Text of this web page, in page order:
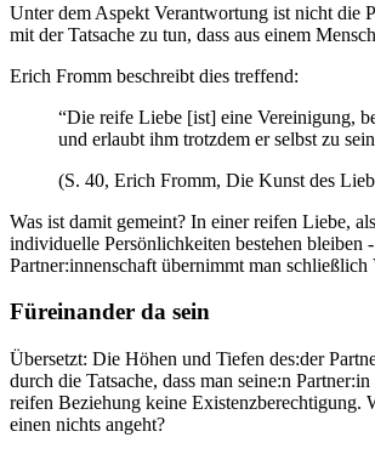
Unter dem Aspekt Verantwortung ist nicht die
mit der Tatsache zu tun, dass aus einem
Erich Fromm beschreibt dies treffend:
“Die reife Liebe [ist] eine Vereinigung,
und erlaubt ihm trotzdem er selbst zu
(S. 40, Erich Fromm, Die Kunst des
Was ist damit gemeint? In einer reifen Liebe,
individuelle Persönlichkeiten bestehen
Partner:innenschaft übernimmt man
Füreinander da sein
Übersetzt: Die Höhen und Tiefen des:der
durch die Tatsache, dass man seine:n
reifen Beziehung keine Existenzberechtigung.
einen nichts angeht?